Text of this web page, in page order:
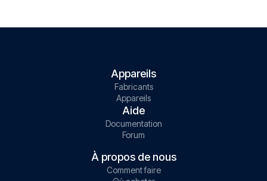
Appareils
Fabricants
Appareils
Aide
Documentation
Forum
À propos de nous
Comment faire